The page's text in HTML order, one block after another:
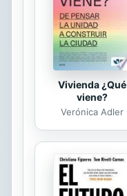
Vivienda ¿Qué
viene?
Verónica Adler